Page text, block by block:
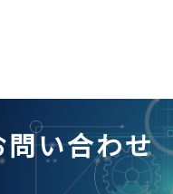
問い合わせ